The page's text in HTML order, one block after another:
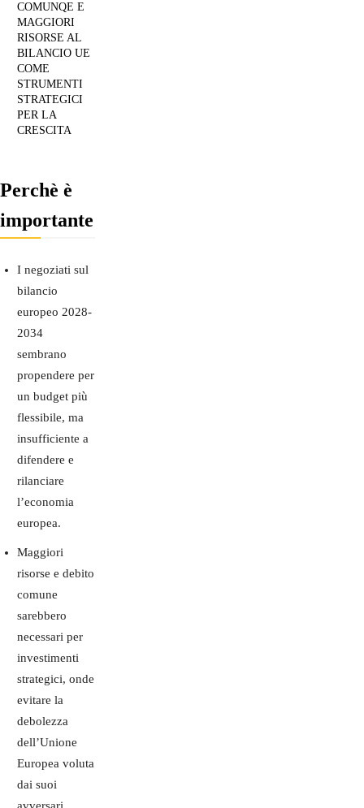
COMUNQE E
MAGGIORI
RISORSE AL
BILANCIO UE
COME
STRUMENTI
STRATEGICI
PER LA
CRESCITA
Perchè è
importante
I negoziati sul
bilancio
europeo 2028-
2034
sembrano
propendere per
un budget più
flessibile, ma
insufficiente a
difendere e
rilanciare
l’economia
europea.
Maggiori
risorse e debito
comune
sarebbero
necessari per
investimenti
strategici, onde
evitare la
debolezza
dell’Unione
Europea voluta
dai suoi